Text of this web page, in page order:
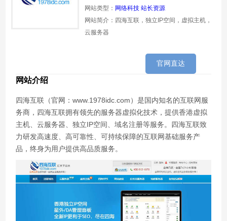
网站类型： 网络科技 站长资源
网站简介：四海互联，独立IP空间，虚拟主机，
云服务器
官网直达
网站介绍
四海互联（官网：www.1978idc.com）是国内知名的互联网服
务商，四海互联拥有领先的服务器虚拟化技术，提供香港虚拟
主机、云服务器、独立IP空间、域名注册等服务。四海互联致
力研发高速度、高可靠性、可持续保障的互联网基础服务产
品，终身为用户提供高品质服务。